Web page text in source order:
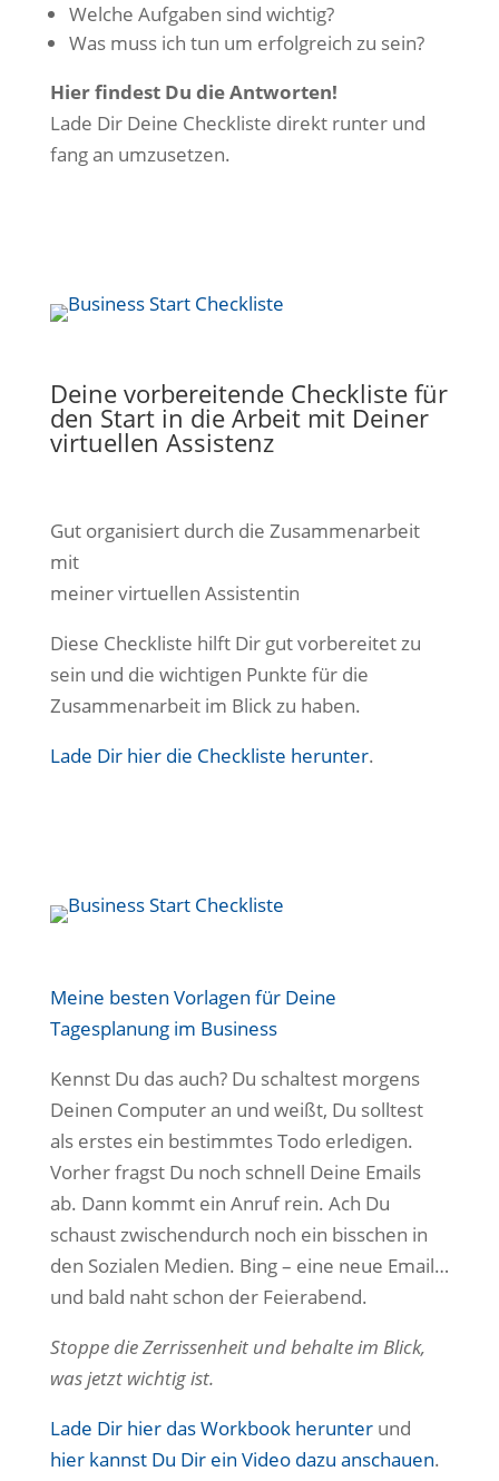
Welche Aufgaben sind wichtig?
Was muss ich tun um erfolgreich zu sein?
Hier findest Du die Antworten!
Lade Dir Deine Checkliste direkt runter und
fang an umzusetzen.
Deine vorbereitende Checkliste für
den Start in die Arbeit mit Deiner
virtuellen Assistenz
Gut organisiert durch die Zusammenarbeit
mit
meiner virtuellen Assistentin
Diese Checkliste hilft Dir gut vorbereitet zu
sein und die wichtigen Punkte für die
Zusammenarbeit im Blick zu haben.
Lade Dir hier die Checkliste herunter.
Meine besten Vorlagen für Deine
Tagesplanung im Business
Kennst Du das auch? Du schaltest morgens
Deinen Computer an und weißt, Du solltest
als erstes ein bestimmtes Todo erledigen.
Vorher fragst Du noch schnell Deine Emails
ab. Dann kommt ein Anruf rein. Ach Du
schaust zwischendurch noch ein bisschen in
den Sozialen Medien. Bing – eine neue Email…
und bald naht schon der Feierabend.
Stoppe die Zerrissenheit und behalte im Blick,
wasjetzt wichtigist.
Lade Dir hier das Workbook herunterund
hier kannst Du Dir ein Video dazu anschauen.